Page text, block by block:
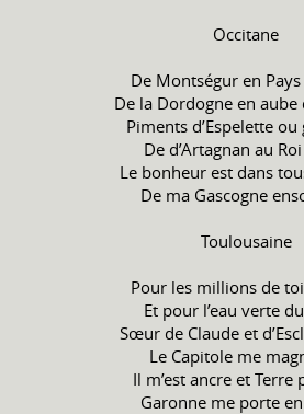
Occitane
De Montségur en
De la Dordogne en aube
Piments d’Espelette ou
De d’Artagnan au
Le bonheur est dans
De ma Gascogne
Toulousaine
Pour les millions de
Et pour l’eau verte
Sœur de Claude et
Le Capitole me
Il m’est ancre et Terre
Garonne me porte